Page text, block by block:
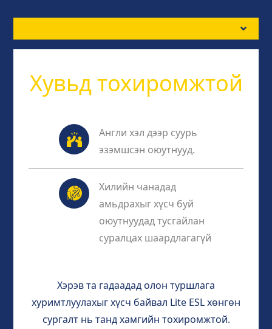
Хувьд тохиромжтой
Англи хэл дээр суурь
эзэмшсэн оюутнууд.
Хилийн чанадад
амьдрахыг хүсч буй
оюутнуудад тусгайлан
суралцах шаардлагагүй
Хэрэв та гадаадад олон туршлага
хуримтлуулахыг хүсч байвал Lite ESL хөнгөн
сургалт нь танд хамгийн тохиромжтой.